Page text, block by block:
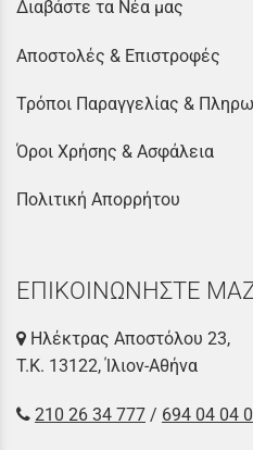
Διαβάστε τα Νέα μας
Αποστολές & Επιστροφές
Τρόποι Παραγγελίας &
Όροι Χρήσης & Ασφάλεια
Πολιτική Απορρήτου
ΕΠΙΚΟΙΝΩΝΗΣΤΕ
Ηλέκτρας Αποστόλου 23,
Τ.Κ. 13122, Ίλιον-Αθήνα
210 26 34 777 / 694 04 04